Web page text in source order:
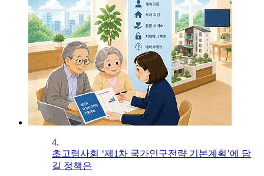
4.
초고령사회 ‘제1차 국가인구전략 기본계획’에 담
길 정책은